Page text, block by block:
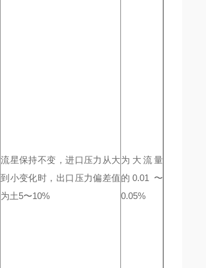
流星保持不变，进口压力从大
到小变化时，出口压力偏差值
为土5〜10%
为大流量
的0.01 〜
0.05%